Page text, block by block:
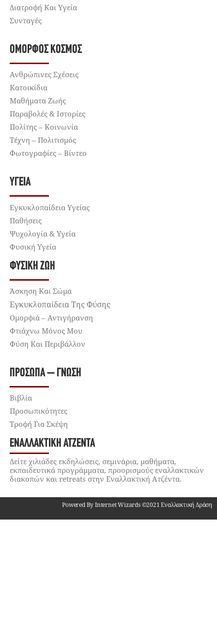
Διατροφή Και Υγεία
Συνταγές
ΌΜΟΡΦΟΣ ΚΌΣΜΟΣ
Ανθρώπινες Σχέσεις
Κατοικίδια
Μαθήματα Ζωής
Παραβολές & Ιστορίες
Πολίτης – Κοινωνία
Τέχνη – Πολιτισμός
Φωτογραφίες – Βίντεο
ΥΓΕΊΑ
Εγκυκλοπαίδεια Υγείας
Παθήσεις
Ψυχολογία & Υγεία
Φυσική Υγεία
ΦΥΣΙΚΉ ΖΩΉ
Άσκηση Και Σώμα
Εγκυκλοπαίδεια Της Φύσης
Ομορφιά – Αντιγήρανση
Φτιάχνω Μόνος Μου
Φύση Και Περιβάλλον
ΠΡΌΣΩΠΑ – ΓΝΏΣΗ
Βιβλία
Προσωπικότητες
Τροφή Για Σκέψη
ΕΝΑΛΛΑΚΤΙΚΉ ΑΤΖΈΝΤΑ
Δείτε χιλιάδες εκδηλώσεις, σεμινάρια, μαθήματα,
εκπαιδευτικά προγράμματα, προορισμούς εναλλακτικών
διακοπών και retreats στην Εναλλακτική Ατζέντα.
Powered By Internet Wizards ©2021 Εναλλακτική Δράση